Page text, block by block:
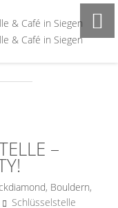
1970
–
, Bouldern,
Schlüsselstelle